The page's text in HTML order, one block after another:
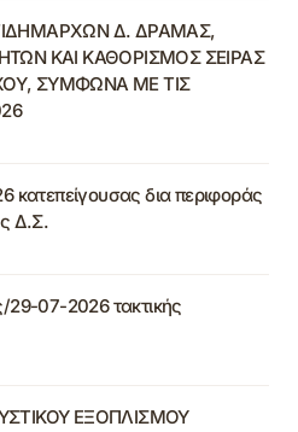
Δ. ΔΡΑΜΑΣ,
ΚΑΙ ΚΑΘΟΡΙΣΜΟΣ ΣΕΙΡΑΣ
ΣΥΜΦΩΝΑ ΜΕ ΤΙΣ
δια περιφοράς
Δ.Σ.
07-2026 τακτικής
ΕΞΟΠΛΙΣΜΟΥ